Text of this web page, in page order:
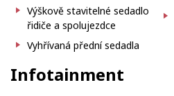
Výškově stavitelné sedadlo
řidiče a spolujezdce
Vyhřívaná přední sedadla
Infotainment